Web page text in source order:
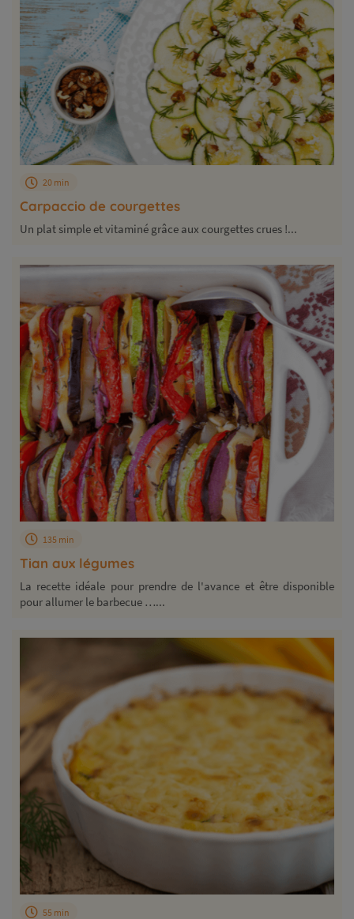
Carpaccio de courgettes
20 min
Un plat simple et vitaminé grâce aux courgettes crues !...
Tian aux légumes
135 min
La recette idéale pour prendre de l'avance et être disponible
pour allumer le barbecue …...
55 min